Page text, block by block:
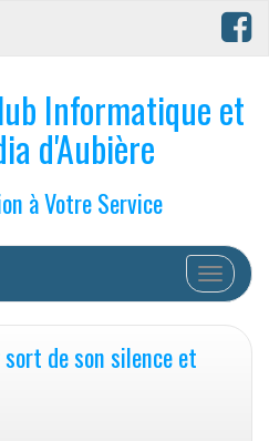
Informatique et
d'Aubière
à Votre Service
Afficher/
sort de son silence et